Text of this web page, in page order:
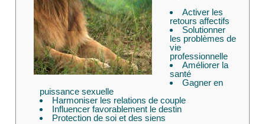
Activer les
retours affectifs
Solutionner
les problèmes de
vie
professionnelle
Améliorer la
santé
Gagner en
puissance sexuelle
Harmoniser les relations de couple
Influencer favorablement le destin
Protection de soi et des siens